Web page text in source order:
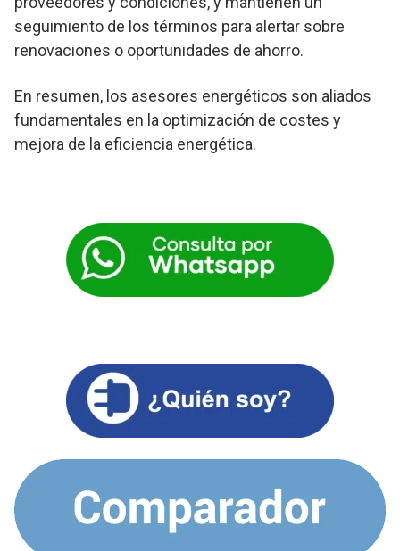
seguimiento de los términos para alertar sobre
renovaciones o oportunidades de ahorro.
En resumen, los asesores energéticos son aliados
fundamentales en la optimización de costes y
mejora de la eficiencia energética.